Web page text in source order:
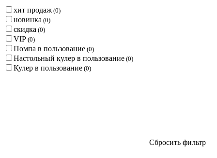
хит продаж (0)
новинка (0)
скидка (0)
VIP (0)
Помпа в пользование (0)
Настольный кулер в пользование (0)
Кулер в пользование (0)
Сбросить фильтр